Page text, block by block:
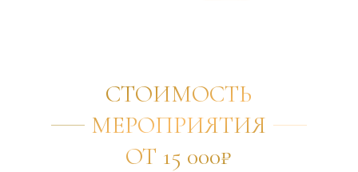
СТОИМОСТЬ
МЕРОПРИЯТИЯ
ОТ 15 000₽